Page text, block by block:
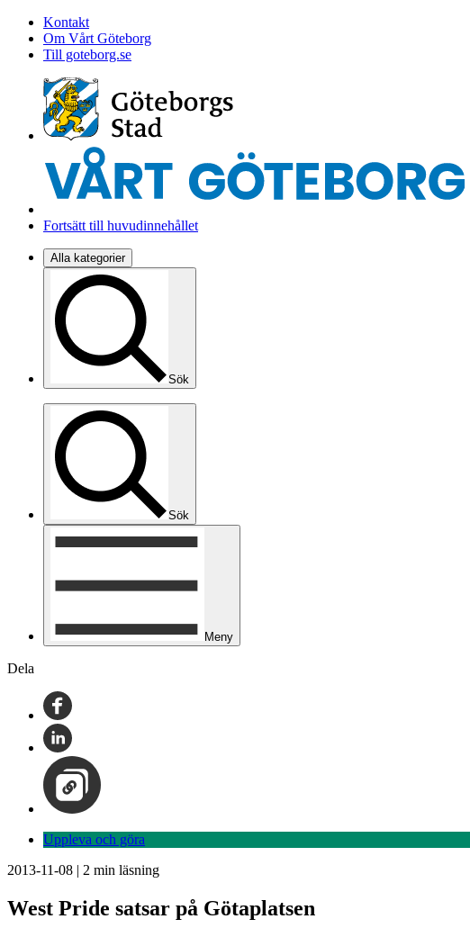
Kontakt
Om Vårt Göteborg
Till goteborg.se
Fortsätt till huvudinnehållet
Alla kategorier
Sök
Sök
Meny
Dela
Uppleva och göra
2013-11-08 | 2 min läsning
West Pride satsar på Götaplatsen